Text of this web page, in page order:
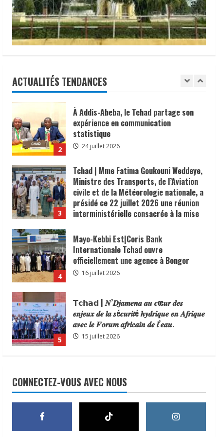
2025
par
le
Consortium
des
Médias
Digitaux.
ACTUALITÉS TENDANCES
5
𝒂𝒗𝒆𝒄 𝒍𝒆 𝑭𝒐𝒓𝒖𝒎 𝒂𝒇𝒓𝒊𝒄𝒂𝒊𝒏 𝒅𝒆 𝒍’𝒆𝒂𝒖.
15 juillet 2026
1
𝗜𝗻𝗱𝘂𝘀𝘁𝗿𝗶𝗲 | l𝐞 𝐠𝐨𝐮𝐯𝐞𝐫𝐧𝐞𝐦𝐞𝐧𝐭 𝐜𝐥𝐚𝐫𝐢𝐟𝐢𝐞
𝐩𝐫𝐨𝐭𝐞𝐜𝐭𝐢𝐨𝐧 𝐝𝐞𝐬 𝐜𝐨𝐧𝐬𝐨𝐦𝐦𝐚𝐭𝐞𝐮𝐫𝐬.
2
À Addis-Abeba, le Tchad partage son
expérience en communication
statistique
24 juillet 2026
3
Tchad | Mme Fatima Goukouni Weddeye,
Ministre des Transports, de l’Aviation
civile et de la Météorologie nationale, a
présidé ce 22 juillet 2026 une réunion
interministérielle consacrée à la mise
la République, le Maréchal Mahamat
Idriss Déby Itno, supprimant l’obligation
de visa d’entrée au Tchad pour les
ressortissants des pays africains.
4
Mayo-Kebbi Est|Coris Bank
Internationale Tchad ouvre
officiellement une agence à Bongor
16 juillet 2026
5
𝗧𝗰𝗵𝗮𝗱 | 𝑵’𝑫𝒋𝒂𝒎𝒆𝒏𝒂 𝒂𝒖 𝒄œ𝒖𝒓 𝒅𝒆𝒔
𝒆𝒏𝒋𝒆𝒖𝒙 𝒅𝒆 𝒍𝒂 𝒔é𝒄𝒖𝒓𝒊𝒕é 𝒉𝒚𝒅𝒓𝒊𝒒𝒖𝒆 𝒆𝒏 𝑨𝒇𝒓𝒊𝒒𝒖𝒆
𝒂𝒗𝒆𝒄 𝒍𝒆 𝑭𝒐𝒓𝒖𝒎 𝒂𝒇𝒓𝒊𝒄𝒂𝒊𝒏 𝒅𝒆 𝒍’𝒆𝒂𝒖.
15 juillet 2026
1
𝐚𝐥𝐢𝐦𝐞𝐧𝐭𝐚𝐢𝐫𝐞𝐬 𝐞𝐭 𝐫é𝐚𝐟𝐟𝐢𝐫𝐦𝐞 𝐬𝐚 𝐩𝐫𝐢𝐨𝐫𝐢𝐭é à 𝐥𝐚
𝐩𝐫𝐨𝐭𝐞𝐜𝐭𝐢𝐨𝐧 𝐝𝐞𝐬 𝐜𝐨𝐧𝐬𝐨𝐦𝐦𝐚𝐭𝐞𝐮𝐫𝐬.
À Addis-Abeba, le Tchad partage son
CONNECTEZ-VOUS AVEC NOUS